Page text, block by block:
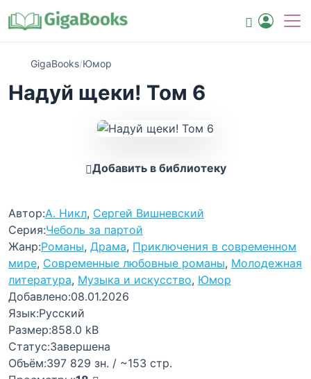
GigaBooks/Юмор
Надуй щеки! Том 6
Добавить в библиотеку
Автор:А. Никл, Сергей Вишневский
Серия:Чеболь за партой
Жанр:Романы, Драма, Приключения в современном
мире, Современные любовные романы, Молодежная
литература, Музыка и искусство, Юмор
Добавлено:08.01.2026
Язык:Русский
Размер:858.0 kB
Статус:Завершена
Объём:397 829 зн. / ~153 стр.